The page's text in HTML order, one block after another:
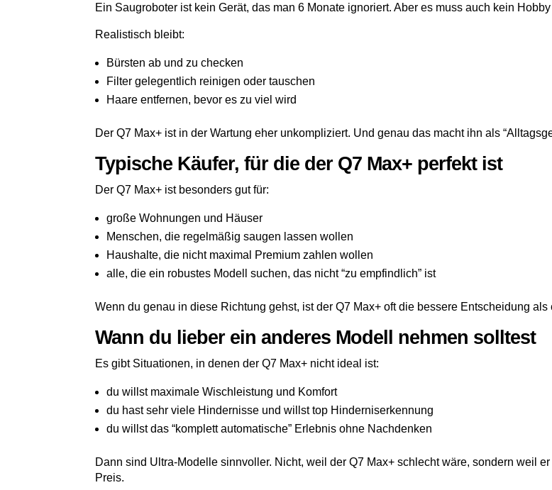
Ein Saugroboter ist kein Gerät, das man 6 Monate ignoriert. Aber es muss auch kein
Realistisch bleibt:
Bürsten ab und zu checken
Filter gelegentlich reinigen oder tauschen
Haare entfernen, bevor es zu viel wird
Der Q7 Max+ ist in der Wartung eher unkompliziert. Und genau das macht ihn als
Typische Käufer, für die der Q7 Max+ perfekt ist
Der Q7 Max+ ist besonders gut für:
große Wohnungen und Häuser
Menschen, die regelmäßig saugen lassen wollen
Haushalte, die nicht maximal Premium zahlen wollen
alle, die ein robustes Modell suchen, das nicht “zu empfindlich” ist
Wenn du genau in diese Richtung gehst, ist der Q7 Max+ oft die bessere Entscheidung
Wann du lieber ein anderes Modell nehmen solltest
Es gibt Situationen, in denen der Q7 Max+ nicht ideal ist:
du willst maximale Wischleistung und Komfort
du hast sehr viele Hindernisse und willst top Hinderniserkennung
du willst das “komplett automatische” Erlebnis ohne Nachdenken
Dann sind Ultra-Modelle sinnvoller. Nicht, weil der Q7 Max+ schlecht wäre, sondern weil
Preis.